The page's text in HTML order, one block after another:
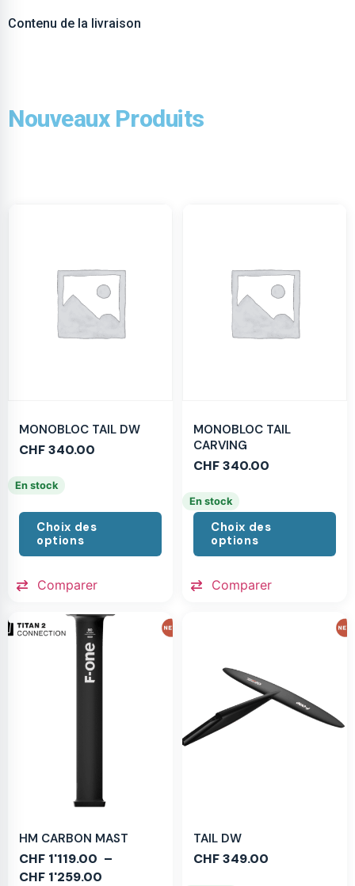
Contenu de la livraison
Nouveaux Produits
MONOBLOC TAIL DW
CHF340.00
En stock
Choix des
options
Comparer
MONOBLOC TAIL
CARVING
CHF340.00
En stock
Choix des
options
Comparer
HM CARBON MAST
CHF 1'119.00 –
CHF 1'259.00
TAIL DW
CHF349.00